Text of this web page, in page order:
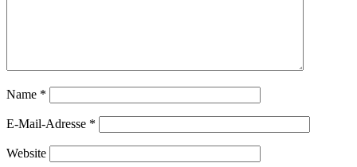
Name *
E-Mail-Adresse *
Website